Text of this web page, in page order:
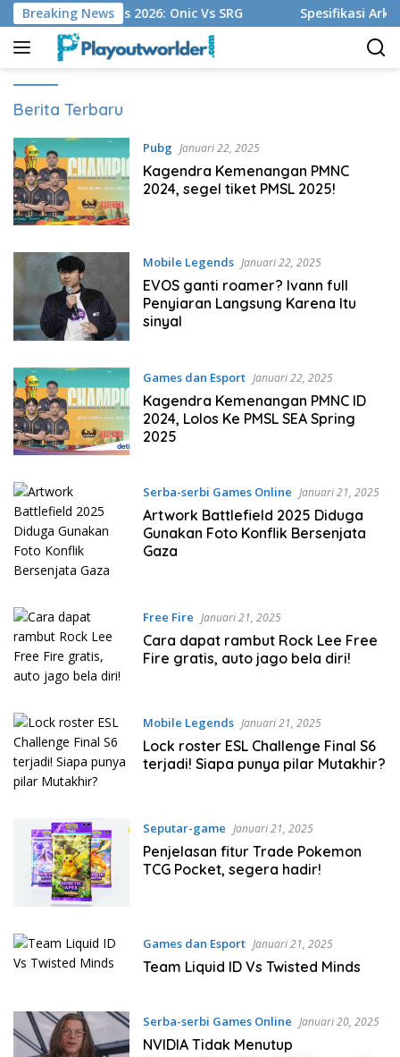
Langsung
ke
konten
Breaking News
Mobile Legends 2026: Onic Vs SRG Spesifikasi
Play
Worlder
Berita Terbaru
Pubg Januari 22, 2025
Kagendra Kemenangan PMNC
2024, segel tiket PMSL 2025!
Mobile Legends Januari 22, 2025
EVOS ganti roamer? Ivann full
Penyiaran Langsung Karena Itu
sinyal
Games dan Esport Januari 22, 2025
Kagendra Kemenangan PMNC ID
2024, Lolos Ke PMSL SEA Spring
2025
Serba-serbi Games Online Januari 21, 2025
Artwork Battlefield 2025 Diduga
Gunakan Foto Konflik Bersenjata
Gaza
Free Fire Januari 21, 2025
Cara dapat rambut Rock Lee Free
Fire gratis, auto jago bela diri!
Mobile Legends Januari 21, 2025
Lock roster ESL Challenge Final S6
terjadi! Siapa punya pilar Mutakhir?
Seputar-game Januari 21, 2025
Penjelasan fitur Trade Pokemon
TCG Pocket, segera hadir!
Games dan Esport Januari 21, 2025
Team Liquid ID Vs Twisted Minds
Serba-serbi Games Online Januari 20, 2025
NVIDIA Tidak Menutup